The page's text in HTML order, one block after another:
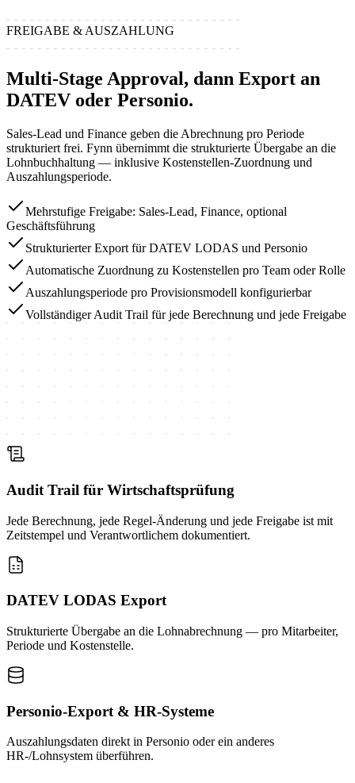
FREIGABE & AUSZAHLUNG
Multi-Stage Approval, dann Export an
DATEV oder Personio.
Sales-Lead und Finance geben die Abrechnung pro Periode
strukturiert frei. Fynn übernimmt die strukturierte Übergabe an die
Lohnbuchhaltung — inklusive Kostenstellen-Zuordnung und
Auszahlungsperiode.
Mehrstufige Freigabe: Sales-Lead, Finance, optional
Geschäftsführung
Strukturierter Export für DATEV LODAS und Personio
Automatische Zuordnung zu Kostenstellen pro Team oder Rolle
Auszahlungsperiode pro Provisionsmodell konfigurierbar
Vollständiger Audit Trail für jede Berechnung und jede Freigabe
Audit Trail für Wirtschaftsprüfung
Jede Berechnung, jede Regel-Änderung und jede Freigabe ist mit
Zeitstempel und Verantwortlichem dokumentiert.
DATEV LODAS Export
Strukturierte Übergabe an die Lohnabrechnung — pro Mitarbeiter,
Periode und Kostenstelle.
Personio-Export & HR-Systeme
Auszahlungsdaten direkt in Personio oder ein anderes
HR-/Lohnsystem überführen.